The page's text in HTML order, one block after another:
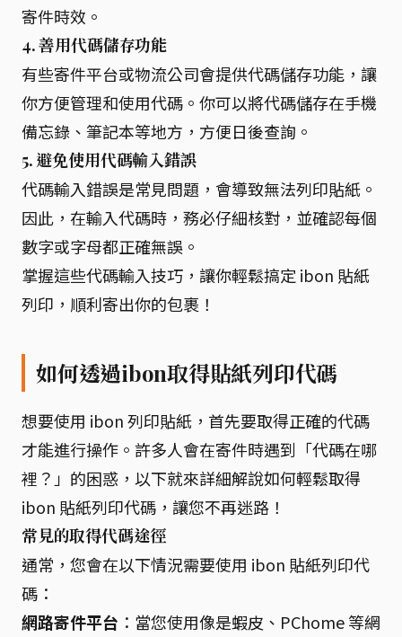
寄件時效。
4. 善用代碼儲存功能
有些寄件平台或物流公司會提供代碼儲存功能，讓
你方便管理和使用代碼。你可以將代碼儲存在手機
備忘錄、筆記本等地方，方便日後查詢。
5. 避免使用代碼輸入錯誤
代碼輸入錯誤是常見問題，會導致無法列印貼紙。
因此，在輸入代碼時，務必仔細核對，並確認每個
數字或字母都正確無誤。
掌握這些代碼輸入技巧，讓你輕鬆搞定 ibon 貼紙
列印，順利寄出你的包裹！
如何透過ibon取得貼紙列印代碼
想要使用 ibon 列印貼紙，首先要取得正確的代碼
才能進行操作。許多人會在寄件時遇到「代碼在哪
裡？」的困惑，以下就來詳細解說如何輕鬆取得
ibon 貼紙列印代碼，讓您不再迷路！
常見的取得代碼途徑
通常，您會在以下情況需要使用 ibon 貼紙列印代
碼：
網路寄件平台 ：當您使用像是蝦皮、PChome 等網